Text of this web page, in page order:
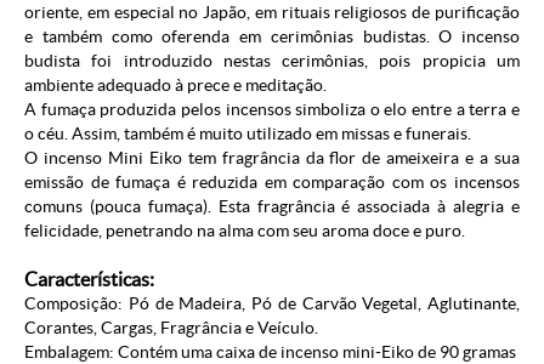
oriente, em especial no Japão, em rituais religiosos de purificação
e também como oferenda em cerimônias budistas. O incenso
budista foi introduzido nestas cerimônias, pois propicia um
ambiente adequado à prece e meditação.
A fumaça produzida pelos incensos simboliza o elo entre a terra e
o céu. Assim, também é muito utilizado em missas e funerais.
O incenso Mini Eiko tem fragrância da flor de ameixeira e a sua
emissão de fumaça é reduzida em comparação com os incensos
comuns (pouca fumaça). Esta fragrância é associada à alegria e
felicidade, penetrando na alma com seu aroma doce e puro.
Características:
Composição: Pó de Madeira, Pó de Carvão Vegetal, Aglutinante,
Corantes, Cargas, Fragrância e Veículo.
Embalagem: Contém uma caixa de incenso mini-Eiko de 90 gramas